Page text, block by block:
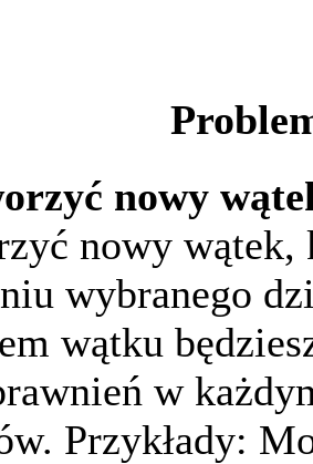
nowy
nowy
wybranego
wątku
w
Przykłady: